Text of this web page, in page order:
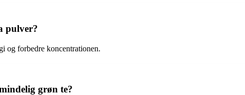
pulver?
og forbedre koncentrationen.
grøn te?